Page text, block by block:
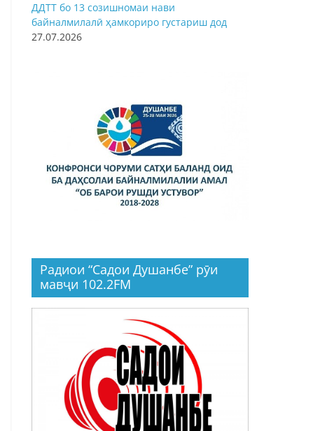
ДДТТ бо 13 созишномаи нави
байналмилалӣ ҳамкориро густариш дод
27.07.2026
Радиои “Садои Душанбе” рӯи
мавҷи 102.2FM